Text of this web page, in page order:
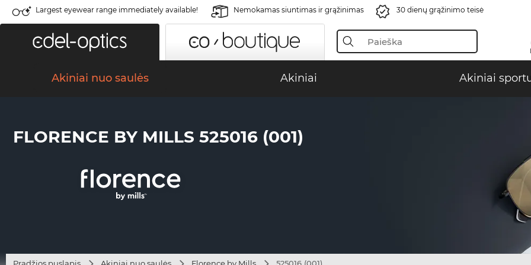
Largest eyewear range immediately available! Nemokamas siuntimas ir grąžinimas 30 dienų grąžinimo teisė
Akiniai nuo saulės Akiniai Akiniai
FLORENCE BY MILLS 525016 (001)